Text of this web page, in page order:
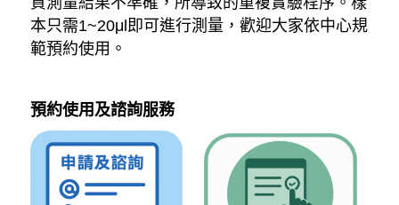
本只需1~20μl即可進行測量，歡迎大家依中心規
範預約使用。
預約使用及諮詢服務